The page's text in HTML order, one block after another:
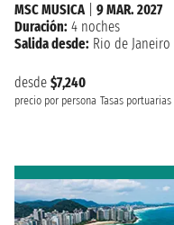
desde $7,240
precio por persona Tasas portuarias
MSC MUSICA| 9 MAR. 2027
Duración: 4 noches
Salida desde: Rio de Janeiro